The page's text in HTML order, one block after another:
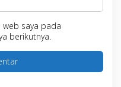
saya pada
berikutnya.